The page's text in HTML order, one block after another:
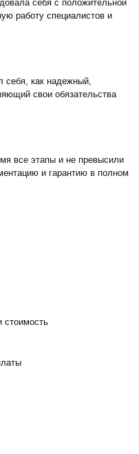
себя с положительной
работу специалистов и
себя, как надежный,
свои обязательства
все этапы и не превысили
и гарантию в полном
стоимость